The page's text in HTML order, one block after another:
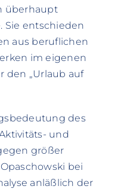
überhaupt
Sie entschieden
aus beruflichen
im eigenen
den „Urlaub auf
des
und
größer
bei
anläßlich der